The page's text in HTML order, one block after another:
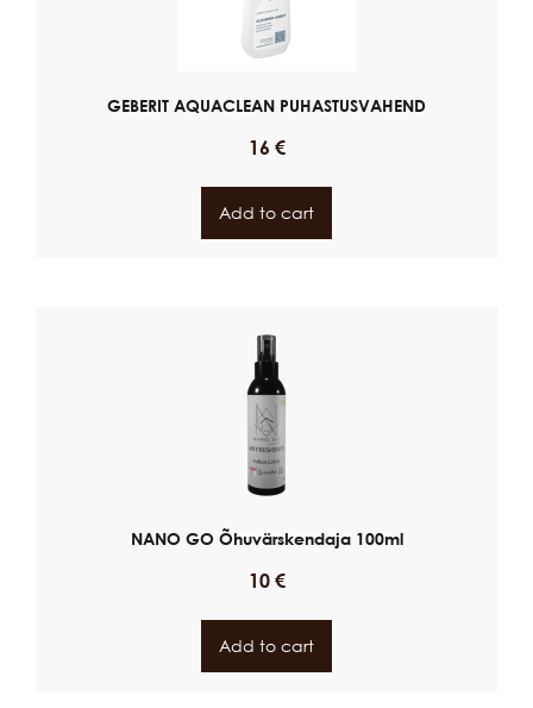
GEBERIT AQUACLEAN PUHASTUSVAHEND
16 €
Add to cart
NANO GO Õhuvärskendaja 100ml
10 €
Add to cart